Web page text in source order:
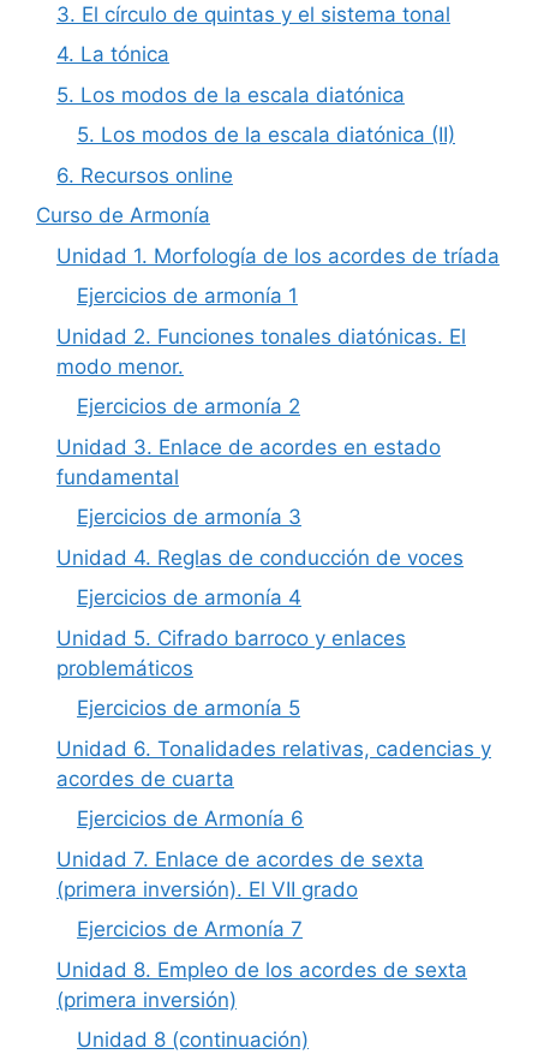
3. El círculo de quintas y el sistema tonal
4. La tónica
5. Los modos de la escala diatónica
5. Los modos de la escala diatónica (II)
6. Recursos online
Curso de Armonía
Unidad 1. Morfología de los acordes de tríada
Ejercicios de armonía 1
Unidad 2. Funciones tonales diatónicas. El
modo menor.
Ejercicios de armonía 2
Unidad 3. Enlace de acordes en estado
fundamental
Ejercicios de armonía 3
Unidad 4. Reglas de conducción de voces
Ejercicios de armonía 4
Unidad 5. Cifrado barroco y enlaces
problemáticos
Ejercicios de armonía 5
Unidad 6. Tonalidades relativas, cadencias y
acordes de cuarta
Ejercicios de Armonía 6
Unidad 7. Enlace de acordes de sexta
(primera inversión). El VII grado
Ejercicios de Armonía 7
Unidad 8. Empleo de los acordes de sexta
(primera inversión)
Unidad 8 (continuación)